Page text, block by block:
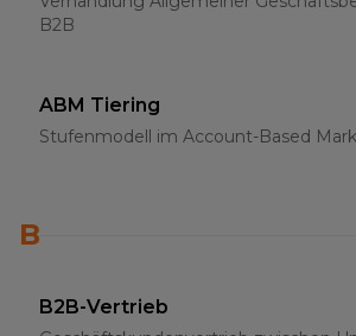
B2B
ABM Tiering
Stufenmodell im Account-Based
B
B2B-Vertrieb